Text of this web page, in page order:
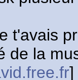
t'avais
de la
]